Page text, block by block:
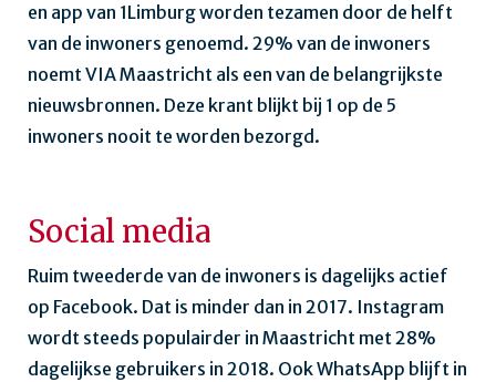
en app van 1Limburg worden tezamen door de helft
van de inwoners genoemd. 29% van de inwoners
noemt VIA Maastricht als een van de belangrijkste
nieuwsbronnen. Deze krant blijkt bij 1 op de 5
inwoners nooit te worden bezorgd.
Social media
Ruim tweederde van de inwoners is dagelijks actief
op Facebook. Dat is minder dan in 2017. Instagram
wordt steeds populairder in Maastricht met 28%
dagelijkse gebruikers in 2018. Ook WhatsApp blijft in